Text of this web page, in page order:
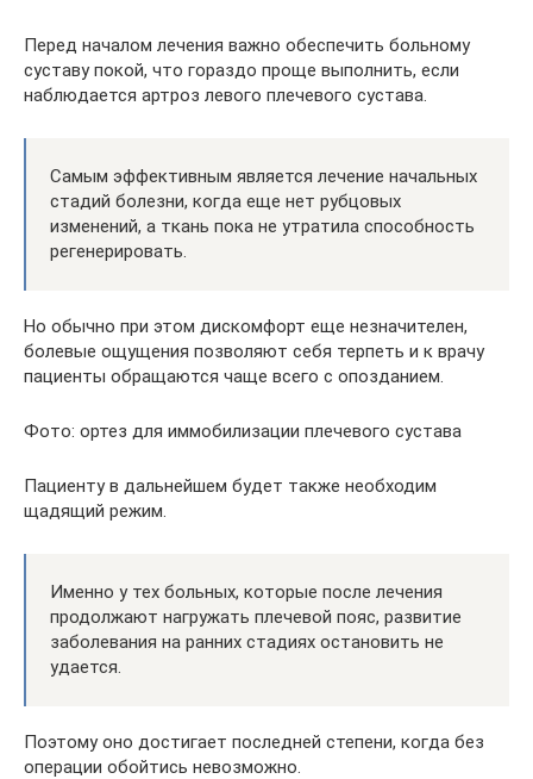
Перед началом лечения важно обеспечить больному
суставу покой, что гораздо проще выполнить, если
наблюдается артроз левого плечевого сустава.
Самым эффективным является лечение начальных
стадий болезни, когда еще нет рубцовых
изменений, а ткань пока не утратила способность
регенерировать.
Но обычно при этом дискомфорт еще незначителен,
болевые ощущения позволяют себя терпеть и к врачу
пациенты обращаются чаще всего с опозданием.
Фото: ортез для иммобилизации плечевого сустава
Пациенту в дальнейшем будет также необходим
щадящий режим.
Именно у тех больных, которые после лечения
продолжают нагружать плечевой пояс, развитие
заболевания на ранних стадиях остановить не
удается.
Поэтому оно достигает последней степени, когда без
операции обойтись невозможно.